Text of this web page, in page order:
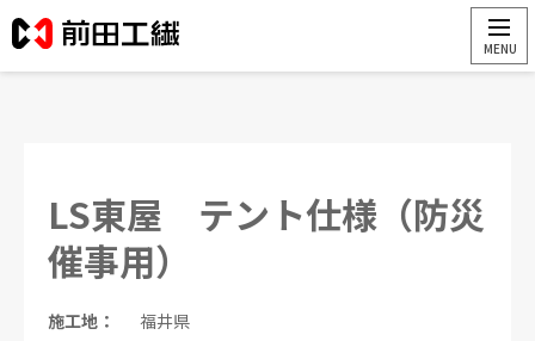
LS東屋 テント仕様（防災
催事用）
施工地：
福井県